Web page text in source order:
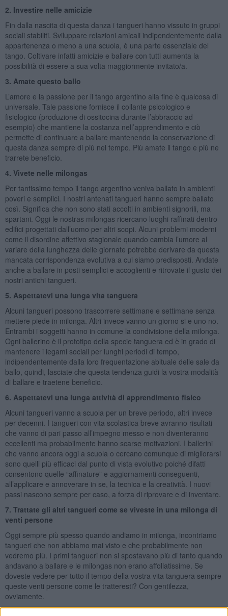
2. Investire nelle amicizie
Fin dalla nascita di questa danza i tangueri hanno vissuto in gruppi
sociali stabiliti. Sviluppare relazioni amicali indipendentemente dalla
appartenenza o meno a una scuola, è una parte essenziale del
tango. Coltivare infatti amicizie e ballare con tutti aumenta la
possibilità di essere a sua volta maggiormente invitato/a.
3. Amate questo ballo
L’amore e la passione per il tango argentino alla fine è qualcosa di
universale. Tale passione fornisce il collante psicologico e
fisiologico (produzione di ossitocina durante l’abbraccio ad
esempio) che mantiene la costanza nell’apprendimento e ciò
permette di continuare a ballare mantenendo la conservazione di
questa danza sempre di più nel tempo. Più amate il tango e più ne
trarrete beneficio.
4. Vivete nelle milongas
Per tantissimo tempo il tango argentino veniva ballato in ambienti
poveri e semplici. I nostri antenati tangueri hanno sempre ballato
così. Significa che non sono stati accolti in ambienti signorili, ma
spartani. Oggi le nostras milongas ricercano luoghi raffinati dentro
edifici progettati dall’uomo per altri scopi. Alcuni problemi moderni
come il disordine affettivo stagionale quando cambia l’umore al
variare della lunghezza delle giornate potrebbe derivare da questa
mancata corrispondenza evolutiva a cui siamo predisposti. Andate
anche a ballare in posti semplici e accoglienti e ritrovate il gusto dei
nostri antichi tangueri.
5. Aspettatevi una lunga vita tanguera
Alcuni tangueri possono trascorrere settimane e settimane senza
mettere piede in milonga. Altri invece vanno un giorno si e uno no.
Entrambi i soggetti hanno in comune la condivisione della milonga.
Ogni ballerino è il prototipo della specie tanguera ed è in grado di
mantenere i legami sociali per lunghi periodi di tempo,
indipendentemente dalla loro frequentazione abituale delle sale da
ballo, quindi, lasciate che questa tendenza guidi la vostra modalità
di ballare e traetene beneficio.
6. Aspettatevi una lunga attività di apprendimento fisico
Alcuni tangueri vanno a scuola per un breve periodo, altri invece
per decenni. I tangueri con vita scolastica breve avranno risultati
che vanno di pari passo all’impegno messo e non diventeranno
eccellenti ma probabilmente hanno scarse motivazioni. I ballerini
che vanno ancora oggi a scuola o cercano comunque di migliorarsi
sono quelli più efficaci dal punto di vista evolutivo poiché difatti
consentono quelle “affinature” e aggiornamenti conseguenti,
all’applicare e annoverare in se, la tecnica e la creatività. I nuovi
passi nascono sempre per caso, a forza di riprovare e di inventare.
7. Trattate gli altri tangueri come se viveste in una milonga di
venti persone
Oggi sempre più spesso quando andiamo in milonga, incontriamo
tangueri che non abbiamo mai visto e che probabilmente non
vedremo più. I primi tangueri non si spostavano più di tanto quando
andavano a ballare e le milongas non erano affollatissime. Se
doveste vedere per tutto il tempo della vostra vita tanguera sempre
queste venti persone come le tratteresti? Con gentilezza,
ovviamente.
8. Ballate bene, fate tanta pratica e sentitevi tangueri